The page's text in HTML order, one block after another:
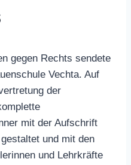
gegen Rechts sendete
Vechta. Auf
der
mit der Aufschrift
und mit den
und Lehrkräfte